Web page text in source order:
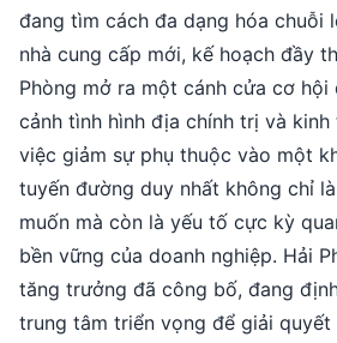
đang tìm cách đa dạng hóa chuỗi
nhà cung cấp mới, kế hoạch đầy
Phòng mở ra một cánh cửa cơ
cảnh tình hình địa chính trị và
việc giảm sự phụ thuộc vào một
tuyến đường duy nhất không chỉ
muốn mà còn là yếu tố cực kỳ
bền vững của doanh nghiệp. Hải
tăng trưởng đã công bố, đang
trung tâm triển vọng để giải quyết